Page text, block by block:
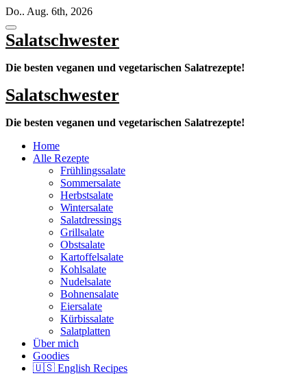
Zum
Inhalt
springen
Do.. Aug. 6th, 2026
Salatschwester
Die besten veganen und vegetarischen Salatrezepte!
Salatschwester
Die besten veganen und vegetarischen Salatrezepte!
Home
Alle Rezepte
Frühlingssalate
Sommersalate
Herbstsalate
Wintersalate
Salatdressings
Grillsalate
Obstsalate
Kartoffelsalate
Kohlsalate
Nudelsalate
Bohnensalate
Eiersalate
Kürbissalate
Salatplatten
Über mich
Goodies
🇺🇸 English Recipes